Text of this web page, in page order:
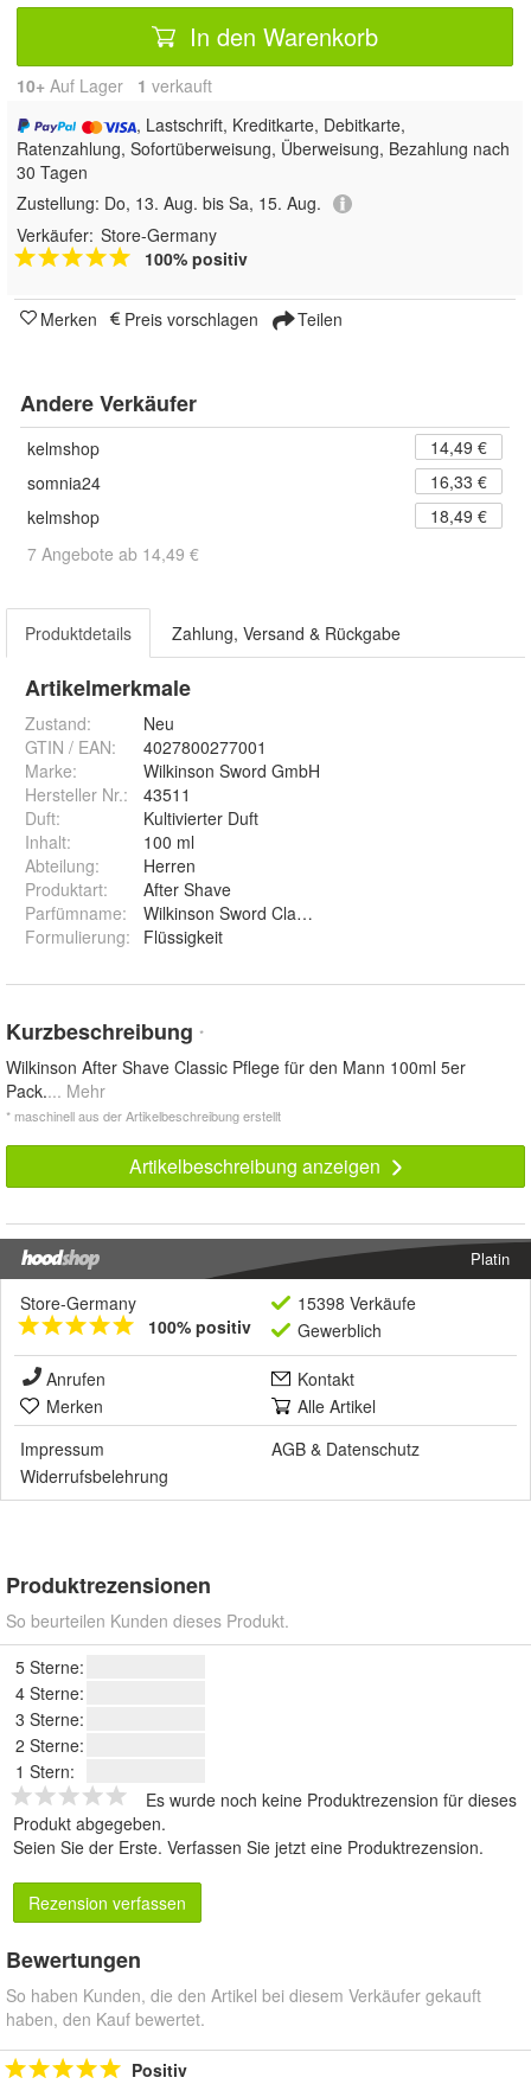
In den Warenkorb
10+ Auf Lager 1 verkauft
, Lastschrift, Kreditkarte, Debitkarte,
Ratenzahlung, Sofortüberweisung, Überweisung, Bezahlung nach
30 Tagen
Zustellung: Do, 13. Aug. bis Sa, 15. Aug.
Verkäufer: Store-Germany
100% positiv
Merken Preis vorschlagen Teilen
Andere Verkäufer
kelmshop
14,49 €
somnia24
16,33 €
kelmshop
18,49 €
7 Angebote ab 14,49 €
Produktdetails Zahlung, Versand & Rückgabe
Artikelmerkmale
Zustand:
Neu
GTIN / EAN:
4027800277001
Marke:
Wilkinson Sword GmbH
Hersteller Nr.:
43511
Duft:
Kultivierter Duft
Inhalt:
100 ml
Abteilung:
Herren
Produktart:
After Shave
Parfümname:
Wilkinson Sword Classic
Formulierung: Flüssigkeit
Kurzbeschreibung *
Wilkinson After Shave Classic Pflege für den Mann 100ml 5er
Pack.... Mehr
* maschinell aus der Artikelbeschreibung erstellt
Artikelbeschreibung anzeigen
Platin
Store-Germany
100% positiv
15398 Verkäufe
Gewerblich
Anrufen
Kontakt
Merken
Alle Artikel
Impressum
AGB & Datenschutz
Widerrufsbelehrung
Produktrezensionen
So beurteilen Kunden dieses Produkt.
5 Sterne:
4 Sterne:
3 Sterne:
2 Sterne:
1 Stern:
Es wurde noch keine Produktrezension für dieses
Produkt abgegeben.
Seien Sie der Erste. Verfassen Sie jetzt eine Produktrezension.
Rezension verfassen
Bewertungen
So haben Kunden, die den Artikel bei diesem Verkäufer gekauft
haben, den Kauf bewertet.
Positiv